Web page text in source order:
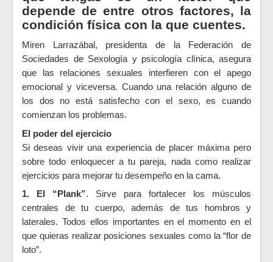
depende de entre otros factores, la
condición física con la que cuentes.
Miren Larrazábal, presidenta de la Federación de
Sociedades de Sexología y psicología clínica, asegura
que las relaciones sexuales interfieren con el apego
emocional y viceversa. Cuando una relación alguno de
los dos no está satisfecho con el sexo, es cuando
comienzan los problemas.
El poder del ejercicio
Si deseas vivir una experiencia de placer máxima pero
sobre todo enloquecer a tu pareja, nada como realizar
ejercicios para mejorar tu desempeño en la cama.
1. El “Plank”. Sirve para fortalecer los músculos
centrales de tu cuerpo, además de tus hombros y
laterales. Todos ellos importantes en el momento en el
que quieras realizar posiciones sexuales como la “flor de
loto”.